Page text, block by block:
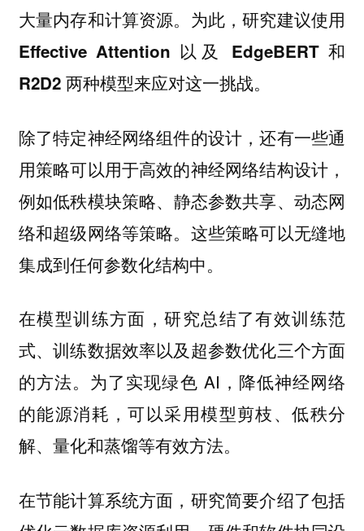
大量内存和计算资源。 为此，研究建议使用
Effective Attention 以及 EdgeBERT 和
R2D2 两种模型来应对这一挑战。
除了特定神经网络组件的设计，还有一些通
用策略可以用于高效的神经网络结构设计，
例如低秩模块策略、静态参数共享、动态网
络和超级网络等策略。 这些策略可以无缝地
集成到任何参数化结构中。
在模型训练方面，研究总结了有效训练范
式、训练数据效率以及超参数优化三个方面
的方法。为了实现绿色 AI，降低神经网络
的能源消耗，可以采用模型剪枝、低秩分
解、量化和蒸馏等有效方法。
在节能计算系统方面，研究简要介绍了包括